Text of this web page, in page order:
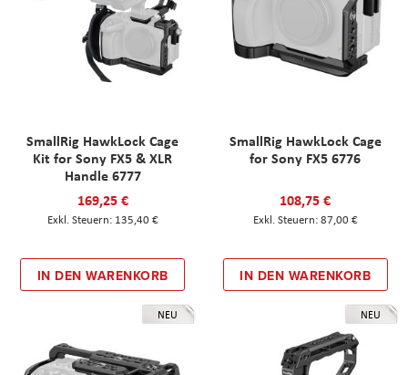
SmallRig HawkLock Cage
Kit for Sony FX5 & XLR
Handle 6777
169,25 €
135,40 €
IN DEN WARENKORB
SmallRig HawkLock Cage
for Sony FX5 6776
108,75 €
87,00 €
IN DEN WARENKORB
NEU NEU